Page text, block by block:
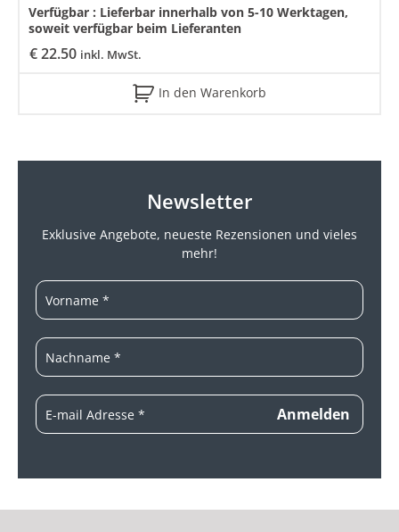
€22.50 inkl. MwSt.
Verfügbar : Lieferbar innerhalb von 5-10 Werktagen,
soweit verfügbar beim Lieferanten
In den Warenkorb
Newsletter
Exklusive Angebote, neueste Rezensionen und vieles
mehr!